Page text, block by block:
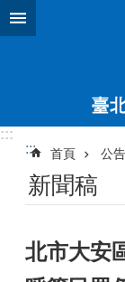
跳到主要內容區塊
:::
:::
首頁 公
新聞稿
北市大安